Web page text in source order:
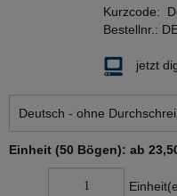
Kurzcode:
Bestellnr.:
jetzt
Einheit (50 Bögen): ab